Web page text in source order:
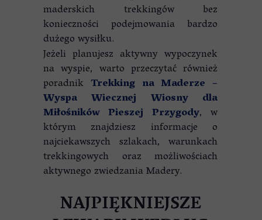
maderskich trekkingów bez
konieczności podejmowania bardzo
dużego wysiłku.
Jeżeli planujesz aktywny wypoczynek
na wyspie, warto przeczytać również
poradnik Trekking na Maderze –
Wyspa Wiecznej Wiosny dla
Miłośników Pieszej Przygody, w
którym znajdziesz informacje o
najciekawszych szlakach, warunkach
trekkingowych oraz możliwościach
aktywnego zwiedzania Madery.
NAJPIĘKNIEJSZE